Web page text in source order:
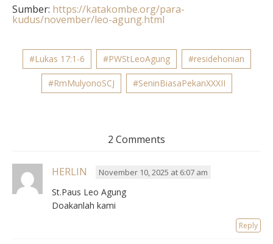
Sumber: https://katakombe.org/para-
kudus/november/leo-agung.html
#Lukas 17:1-6 #PWStLeoAgung #residehonian
#RmMulyonoSCJ #SeninBiasaPekanXXXII
2 Comments
HERLIN November 10, 2025 at 6:07 am
St.Paus Leo Agung
Doakanlah kami
Reply